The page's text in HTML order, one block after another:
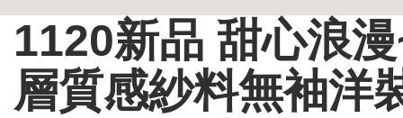
1120新品 甜心浪
層質感紗料無袖洋